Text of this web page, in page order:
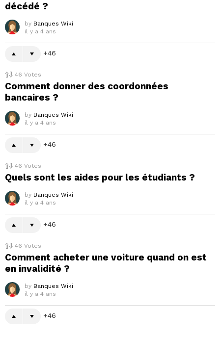
décédé ?
by Banques Wiki
il y a 4 ans
46
46 Votes
Comment donner des coordonnées
bancaires ?
by Banques Wiki
il y a 4 ans
46
46 Votes
Quels sont les aides pour les étudiants ?
by Banques Wiki
il y a 4 ans
46
46 Votes
Comment acheter une voiture quand on est
en invalidité ?
by Banques Wiki
il y a 4 ans
46